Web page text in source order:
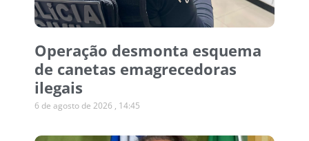
Operação desmonta esquema
de canetas emagrecedoras
ilegais
6 de agosto de 2026 14:45